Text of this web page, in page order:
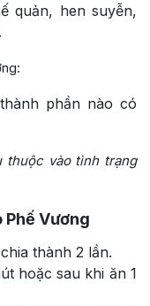
quản, hen suyễn,
phần nào có
thuộc vào tình trạng
Phế Vương
thành 2 lần.
hoặc sau khi ăn 1